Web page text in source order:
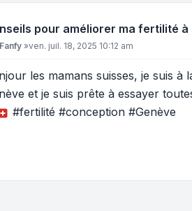
pour améliorer ma fertilité à
Fanfy »ven. juil. 18, 2025 10:12 am
les mamans suisses, je suis
et je suis prête à essayer
#fertilité #conception #Genève